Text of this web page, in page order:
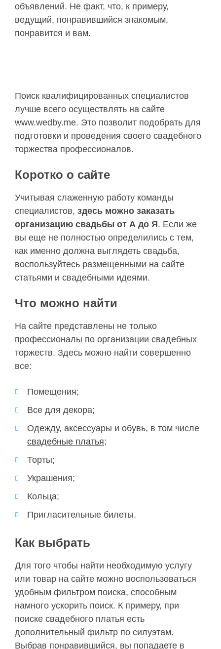
объявлений. Не факт, что, к примеру,
ведущий, понравившийся знакомым,
понравится и вам.
Поиск квалифицированных специалистов
лучше всего осуществлять на сайте
www.wedby.me. Это позволит подобрать для
подготовки и проведения своего свадебного
торжества профессионалов.
Коротко о сайте
Учитывая слаженную работу команды
специалистов, здесь можно заказать
организацию свадьбы от А до Я. Если же
вы еще не полностью определились с тем,
как именно должна выглядеть свадьба,
воспользуйтесь размещенными на сайте
статьями и свадебными идеями.
Что можно найти
На сайте представлены не только
профессионалы по организации свадебных
торжеств. Здесь можно найти совершенно
все:
Помещения;
Все для декора;
Одежду, аксессуары и обувь, в том числе
свадебные платья;
Торты;
Украшения;
Кольца;
Пригласительные билеты.
Как выбрать
Для того чтобы найти необходимую услугу
или товар на сайте можно воспользоваться
удобным фильтром поиска, способным
намного ускорить поиск. К примеру, при
поиске свадебного платья есть
дополнительный фильтр по силуэтам.
Выбрав понравившийся, вы попадаете в